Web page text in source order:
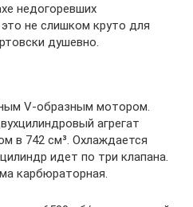
недогоревших
не слишком круто для
душевно.
V-образным мотором.
агрегат
в 742 см³. Охлаждается
идет по три клапана.
карбюраторная.